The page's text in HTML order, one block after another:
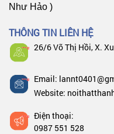
Như Hảo )
THÔNG TIN LIÊN HỆ
26/6 Võ Thị Hồi, X.
Email:
Website:
Điện thoại:
0987 551 528